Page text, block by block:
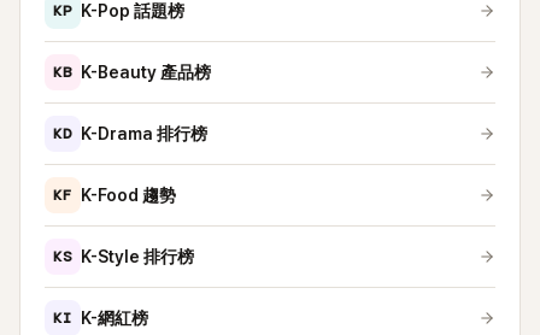
KP K-Pop 話題榜
KB K-Beauty 產品榜
KD K-Drama 排行榜
KF K-Food 趨勢
KS K-Style 排行榜
KI K-網紅榜